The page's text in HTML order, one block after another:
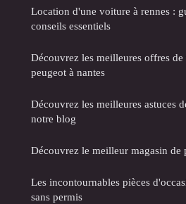
Location d'une voiture à rennes :
conseils essentiels
Découvrez les meilleures offres
peugeot à nantes
Découvrez les meilleures astuces
notre blog
Découvrez le meilleur magasin de
Les incontournables pièces
sans permis